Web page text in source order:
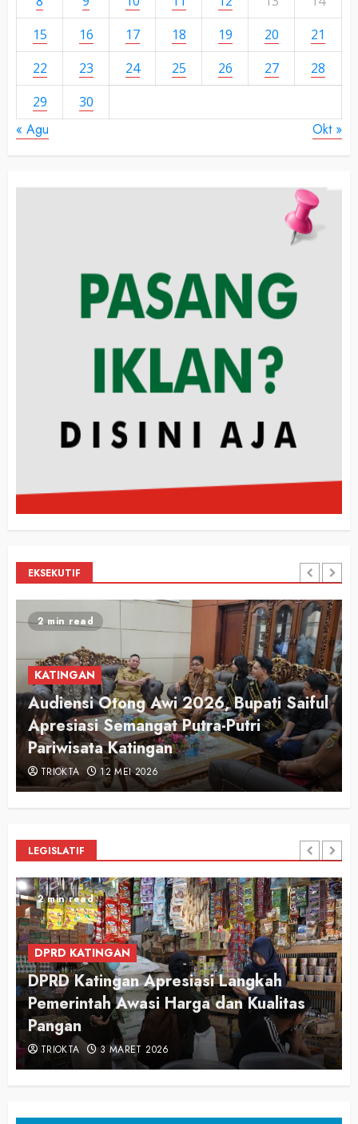
15
16 17 18 19 20
21
22
23 24 25 26 27
28
29
30
« Agu Okt »
EKSEKUTIF
2 min read
KATINGAN
Audiensi Otong Awi 2026, Bupati Saiful
Apresiasi Semangat Putra-Putri
Pariwisata Katingan
TRIOKTA 12 MEI 2026
LEGISLATIF
2 min read
DPRD KATINGAN
DPRD Katingan Apresiasi Langkah
Pemerintah Awasi Harga dan Kualitas
Pangan
TRIOKTA 3 MARET 2026